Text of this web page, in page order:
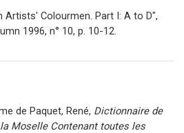
Artists' Colourmen. Part I: A to D",
1996, n° 10, p. 10-12.
de Paquet, René, Dictionnaire de
Moselle Contenant toutes les